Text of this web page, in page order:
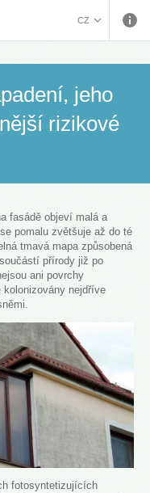
CZ
ENGLISH (ENGLISH)
DEUTSCH (GERMAN)
ΕΛΛΗΝΙΚΑ (GREEK)
МАКЕДОНСКИ
(MACEDONIAN)
ROMÂNĂ (ROMANIAN)
РУССКИЙ (RUSSIAN)
СРПСКИ (SERBIAN)
SLOVENČINA (SLOVAK)
(SLOVENIAN)
rizikové faktory
jeho
rizikové
fasádě objeví malá a
pomalu zvětšuje až do té
tmavá mapa způsobená
přírody již po
ani povrchy
nejdříve
fotosyntetizujících